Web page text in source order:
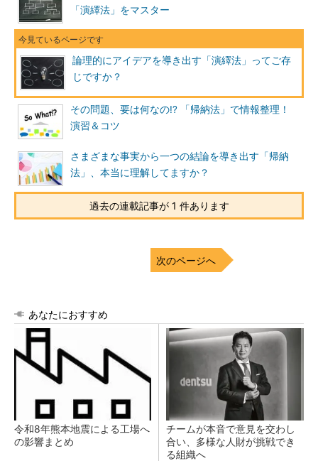
「演繹法」をマスター
論理的にアイデアを導き出す「演繹法」ってご存
じですか？
その問題、要は何なの!? 「帰納法」で情報整理！
演習＆コツ
さまざまな事実から一つの結論を導き出す「帰納
法」、本当に理解してますか？
過去の連載記事が 1 件あります
次のページへ
あなたにおすすめ
令和8年熊本地震による工場へ
の影響まとめ
チームが本音で意見を交わし
合い、多様な人財が挑戦でき
る組織へ